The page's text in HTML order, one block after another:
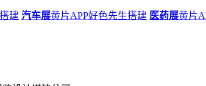
建 汽车展黄片APP好色先生搭建 医药展黄片